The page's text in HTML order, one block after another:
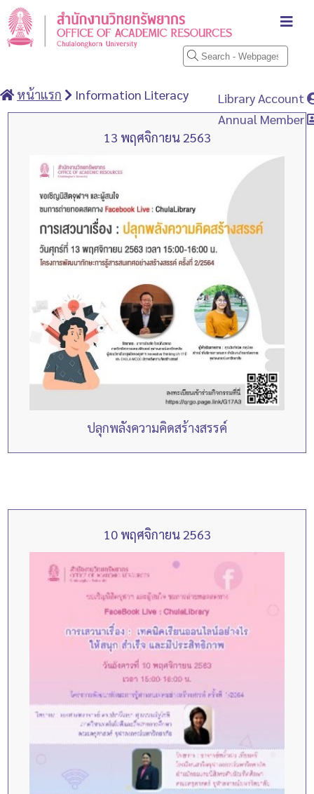
Library Account
Annual Member
หน้าแรก Information Literacy
13 พฤศจิกายน 2563
ปลุกพลังความคิดสร้างสรรค์
10 พฤศจิกายน 2563